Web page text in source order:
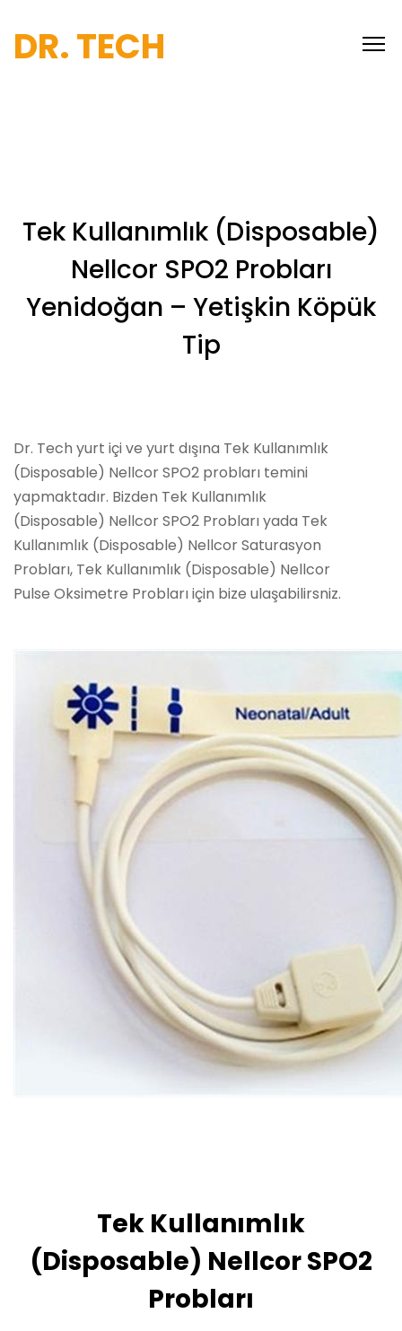
DR. TECH
Tek Kullanımlık (Disposable)
Nellcor SPO2 Probları
Yenidoğan – Yetişkin Köpük
Tip
Dr. Tech yurt içi ve yurt dışına Tek Kullanımlık
(Disposable) Nellcor SPO2 probları temini
yapmaktadır. Bizden Tek Kullanımlık
(Disposable) Nellcor SPO2 Probları yada Tek
Kullanımlık (Disposable) Nellcor Saturasyon
Probları, Tek Kullanımlık (Disposable) Nellcor
Pulse Oksimetre Probları için bize ulaşabilirsniz.
Tek Kullanımlık
(Disposable) Nellcor SPO2
Probları